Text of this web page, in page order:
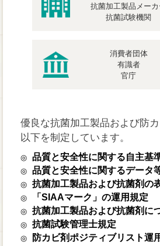
抗菌加工製品メーカ
抗菌試験機関
消費者団体
有識者
官庁
優良な抗菌加工製品および防
以下を制定しています。
◎ 品質と安全性に関する自主基
◎ 品質と安全性に関するデータ
◎ 抗菌加工製品および抗菌剤の
◎ 「SIAAマーク」の運用規定
◎ 抗菌加工製品および抗菌剤に
◎ 抗菌試験管理士規定
◎ 防カビ剤ポジティブリスト運